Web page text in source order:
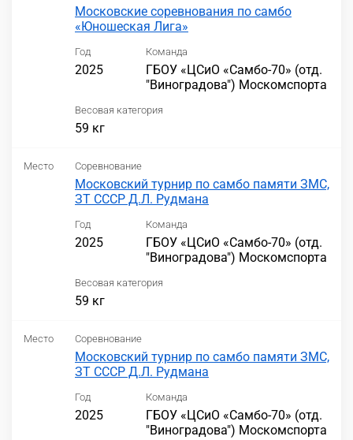
Московские соревнования по самбо
«Юношеская Лига»
Год
2025
Команда
ГБОУ «ЦСиО «Самбо-70» (отд.
"Виноградова") Москомспорта
Весовая категория
59 кг
Место Соревнование
Московский турнир по самбо памяти ЗМС,
ЗТ СССР Д.Л. Рудмана
Год
2025
Команда
ГБОУ «ЦСиО «Самбо-70» (отд.
"Виноградова") Москомспорта
Весовая категория
59 кг
Место Соревнование
Московский турнир по самбо памяти ЗМС,
ЗТ СССР Д.Л. Рудмана
Год
2025
Команда
ГБОУ «ЦСиО «Самбо-70» (отд.
"Виноградова") Москомспорта